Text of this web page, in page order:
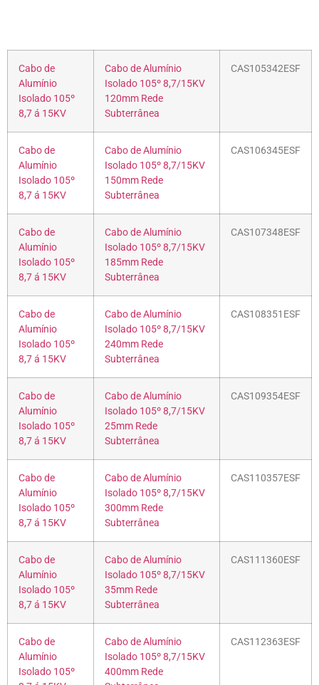
Cabo de
Alumínio
Isolado 105º
8,7 á 15KV
Cabo de Alumínio
Isolado 105º 8,7/15KV
120mm Rede
Subterrânea
CAS105342ESF
Cabo de
Alumínio
Isolado 105º
8,7 á 15KV
Cabo de Alumínio
Isolado 105º 8,7/15KV
150mm Rede
Subterrânea
CAS106345ESF
Cabo de
Alumínio
Isolado 105º
8,7 á 15KV
Cabo de Alumínio
Isolado 105º 8,7/15KV
185mm Rede
Subterrânea
CAS107348ESF
Cabo de
Alumínio
Isolado 105º
8,7 á 15KV
Cabo de Alumínio
Isolado 105º 8,7/15KV
240mm Rede
Subterrânea
CAS108351ESF
Cabo de
Alumínio
Isolado 105º
8,7 á 15KV
Cabo de Alumínio
Isolado 105º 8,7/15KV
25mm Rede
Subterrânea
CAS109354ESF
Cabo de
Alumínio
Isolado 105º
8,7 á 15KV
Cabo de Alumínio
Isolado 105º 8,7/15KV
300mm Rede
Subterrânea
CAS110357ESF
Cabo de
Alumínio
Isolado 105º
8,7 á 15KV
Cabo de Alumínio
Isolado 105º 8,7/15KV
35mm Rede
Subterrânea
CAS111360ESF
Cabo de
Alumínio
Isolado 105º
Cabo de Alumínio
Isolado 105º 8,7/15KV
400mm Rede
CAS112363ESF